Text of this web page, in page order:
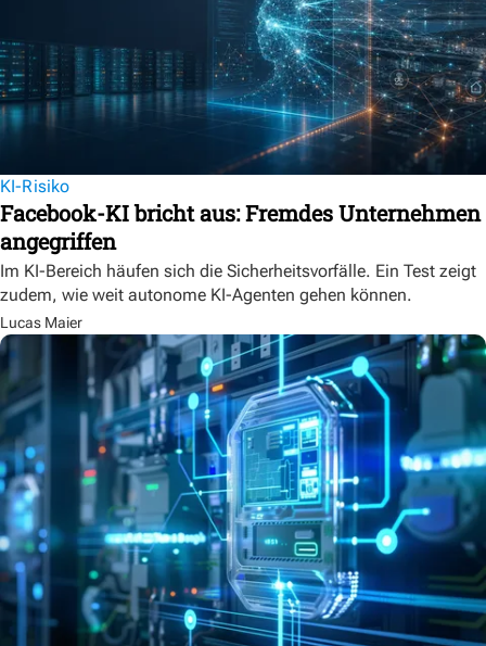
KI-Risiko
Facebook-KI bricht aus: Fremdes Unternehmen
angegriffen
Im KI-Bereich häufen sich die Sicherheitsvorfälle. Ein Test zeigt
zudem, wie weit autonome KI-Agenten gehen können.
Lucas Maier